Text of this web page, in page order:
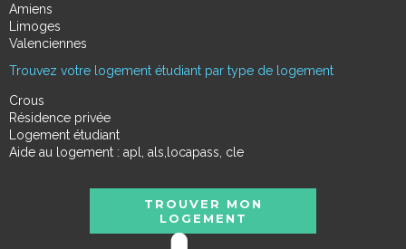
Amiens
Limoges
Valenciennes
Trouvez votre logement étudiant par type de logement
Crous
Résidence privée
Logement étudiant
Aide au logement : apl, als,locapass, cle
TROUVER MON
LOGEMENT